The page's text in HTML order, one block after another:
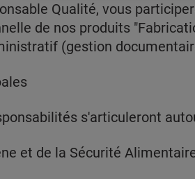
Qualité, vous
de nos produits
(gestion
s'articuleront
et de la Sécurité